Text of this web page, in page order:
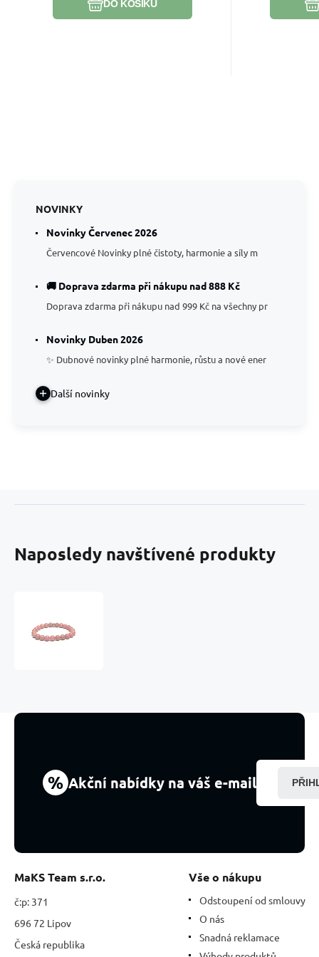
DO KOŠÍKU
komunikace s vaším vyšším já.
NOVINKY
Novinky Červenec 2026
Červencové Novinky plné čistoty, harmonie a síly m
🚚 Doprava zdarma při nákupu nad 888 Kč
Doprava zdarma při nákupu nad 999 Kč na všechny pr
Novinky Duben 2026
✨ Dubnové novinky plné harmonie, růstu a nové ener
Další novinky
Naposledy navštívené produkty
mm
cm,
kámen
% Akční nabídky na váš e-mail
MaKS Team s.r.o.
č:p: 371
696 72 Lipov
Česká republika
Vše o nákupu
Odstoupení od smlouvy
O nás
Snadná reklamace